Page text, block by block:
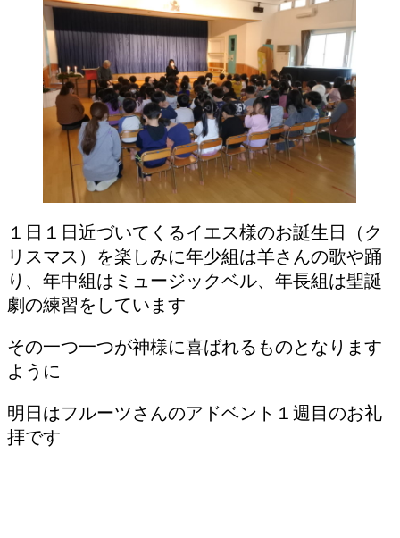
１日１日近づいてくるイエス様のお誕生日（ク
リスマス）を楽しみに年少組は羊さんの歌や踊
り、年中組はミュージックベル、年長組は聖誕
劇の練習をしています
その一つ一つが神様に喜ばれるものとなります
ように
明日はフルーツさんのアドベント１週目のお礼
拝です